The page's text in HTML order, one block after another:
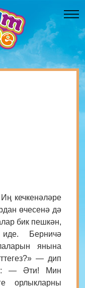
кечкенәләре
өчесенә дә
бик пешкән,
Берничә
янына
— дип
— Әти! Мин
орлыкларны